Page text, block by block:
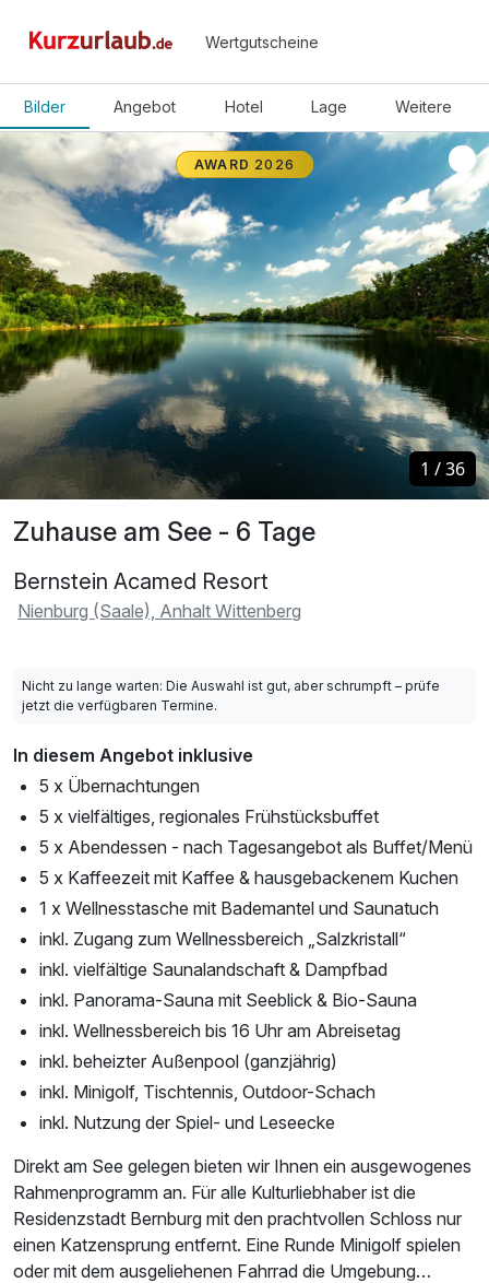
Wertgutscheine
Bilder Angebot Hotel Lage Weitere
Zuhause am See - 6 Tage
Bernstein Acamed Resort
Nienburg (Saale), Anhalt Wittenberg
AWARD 2026
1 /36
1 /36
Nicht zu lange warten: Die Auswahl ist gut, aber schrumpft – prüfe
jetzt die verfügbaren Termine.
In diesem Angebot inklusive
5 x Übernachtungen
5 x vielfältiges, regionales Frühstücksbuffet
5 x Abendessen - nach Tagesangebot als Buffet/Menü
5 x Kaffeezeit mit Kaffee & hausgebackenem Kuchen
1 x Wellnesstasche mit Bademantel und Saunatuch
inkl. Zugang zum Wellnessbereich „Salzkristall“
inkl. vielfältige Saunalandschaft & Dampfbad
inkl. Panorama-Sauna mit Seeblick & Bio-Sauna
inkl. Wellnessbereich bis 16 Uhr am Abreisetag
inkl. beheizter Außenpool (ganzjährig)
inkl. Minigolf, Tischtennis, Outdoor-Schach
inkl. Nutzung der Spiel- und Leseecke
Direkt am See gelegen bieten wir Ihnen ein ausgewogenes
Rahmenprogramm an. Für alle Kulturliebhaber ist die
Residenzstadt Bernburg mit den prachtvollen Schloss nur
einen Katzensprung entfernt. Eine Runde Minigolf spielen
oder mit dem ausgeliehenen Fahrrad die Umgebung